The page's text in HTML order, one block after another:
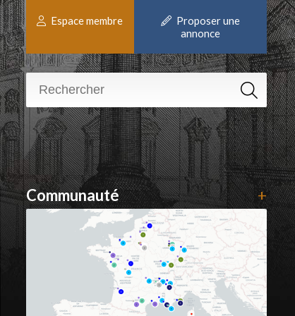
Espace membre
Proposer une
annonce
Communauté +